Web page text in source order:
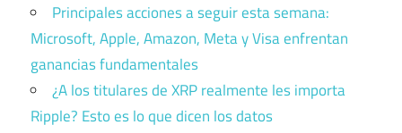
Principales acciones a seguir esta semana:
Microsoft, Apple, Amazon, Meta y Visa enfrentan
ganancias fundamentales
¿A los titulares de XRP realmente les importa
Ripple? Esto es lo que dicen los datos